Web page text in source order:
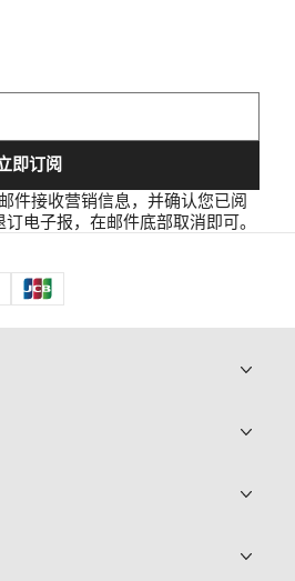
即订阅
件接收营销信息，并确认您已阅
订电子报，在邮件底部取消即可。